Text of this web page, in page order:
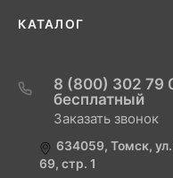
КАТАЛОГ
8 (800) 302 79
бесплатный
Заказать звонок
634059, Томск,
69, стр. 1